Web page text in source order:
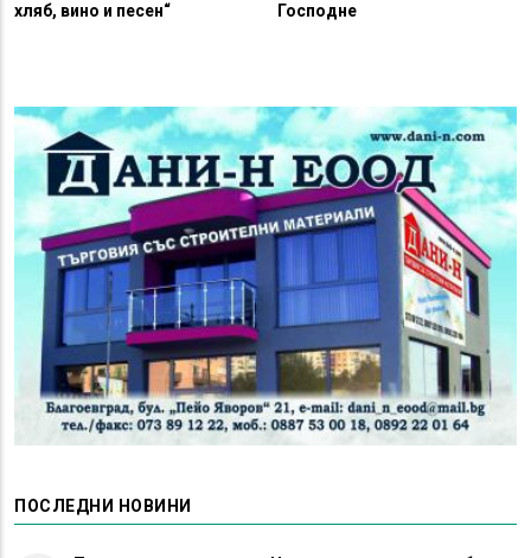
хляб, вино и песен“
Господне
ПОСЛЕДНИ НОВИНИ